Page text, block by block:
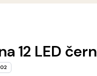
12 LED